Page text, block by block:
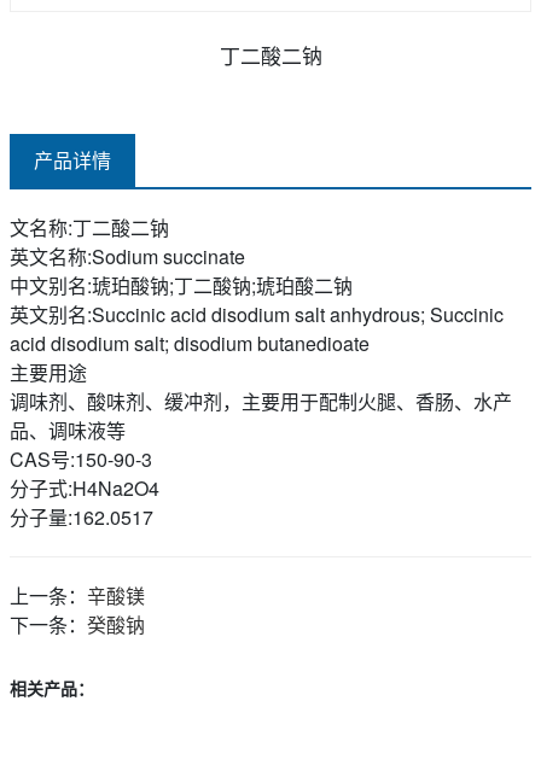
丁二酸二钠
产品详情
文名称:丁二酸二钠
英文名称:Sodium succinate
中文别名:琥珀酸钠;丁二酸钠;琥珀酸二钠
英文别名:Succinic acid disodium salt anhydrous; Succinic
acid disodium salt; disodium butanedioate
主要用途
调味剂、酸味剂、缓冲剂，主要用于配制火腿、香肠、水产
品、调味液等
CAS号:150-90-3
分子式:H4Na2O4
分子量:162.0517
上一条： 辛酸镁
下一条： 癸酸钠
相关产品：